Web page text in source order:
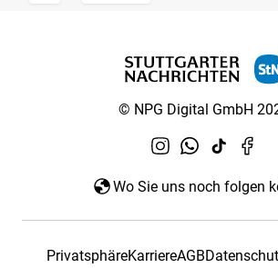
© NPG Digital GmbH
Wo Sie uns noch folgen
PrivatsphäreKarriereAGB